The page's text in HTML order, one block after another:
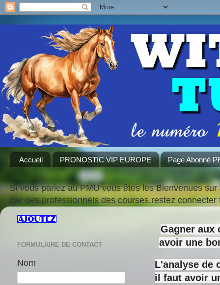
Accueil PRONOSTIC VIP EUROPE Page Abonné
Si vous pariez au PMU vous êtes les Bienvenues
par des professionnels des courses.restez
Gagner aux
avoir une
L'analyse de
il faut avoir
FORMULAIRE DE CONTACT
Nom